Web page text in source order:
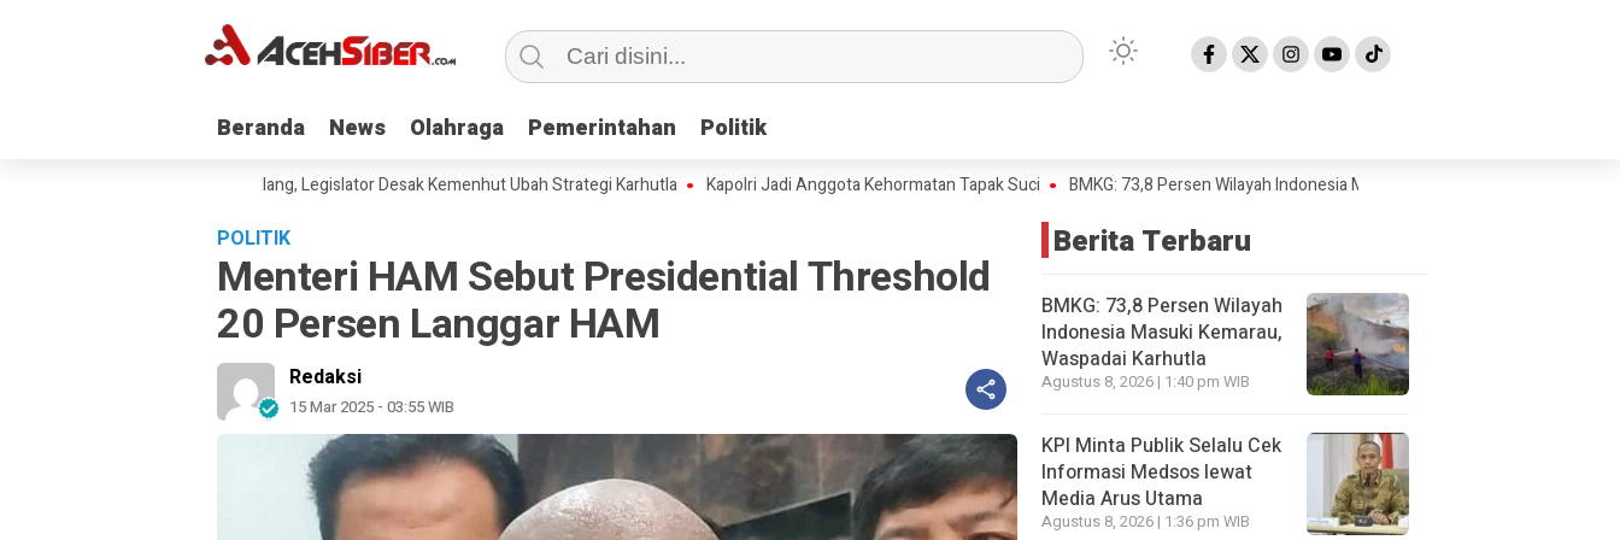
Beranda News Olahraga Pemerintahan Politik
Beranda News Olahraga Pemerintahan Politik
Titik Api Terus Berulang, Legislator Desak Kemenhut Ubah Strategi Karhutla Kapolri Jadi Anggota Kehormatan Tapak Suci BMKG: 73,8 Persen Wilayah Indonesia Masuki Kemarau, Waspadai Karhutla
POLITIK
Menteri HAM Sebut Presidential Threshold
20 Persen Langgar HAM
Redaksi
15 Mar 2025 - 03:55 WIB
Berita Terbaru
BMKG: 73,8 Persen Wilayah
Indonesia Masuki Kemarau,
Waspadai Karhutla
Agustus 8, 2026 | 1:40 pm WIB
KPI Minta Publik Selalu Cek
Informasi Medsos lewat
Media Arus Utama
Agustus 8, 2026 | 1:36 pm WIB